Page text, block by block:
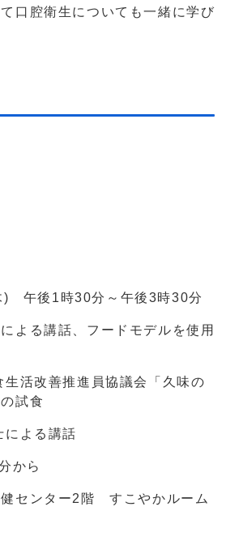
口腔衛生についても一緒に学び
後1時30分～午後3時30分
る講話、フードモデルを使用
善推進員協議会「久味の
試食
る講話
から
ンター2階 すこやかルーム